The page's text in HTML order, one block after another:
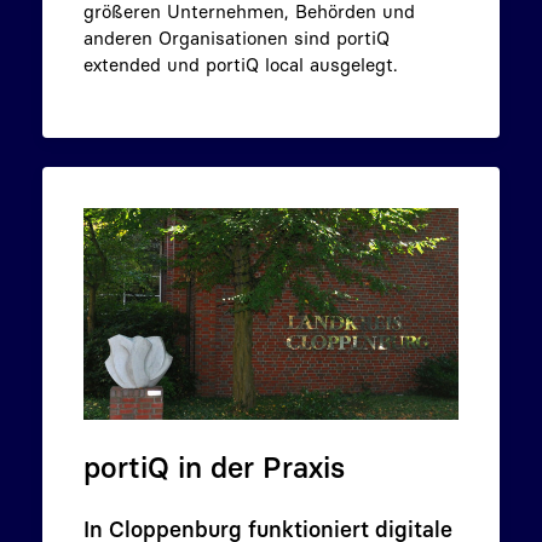
größeren Unternehmen, Behörden und
anderen Organisationen sind portiQ
extended und portiQ local ausgelegt.
portiQ in der Praxis
In Cloppenburg funktioniert digitale